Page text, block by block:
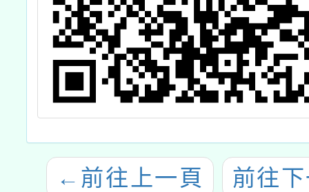
← 前往上一頁 前往